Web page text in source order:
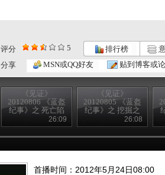
评分 5 排行榜
分享
MSN或QQ好友 贴到博客或
《见证》
20120806 《蓝盔
纪事》之 死亡陷
26:09
《见证》
20120805 《蓝盔
纪事》之 挖掘之
26:08
首播时间：2012年5月24日08:00